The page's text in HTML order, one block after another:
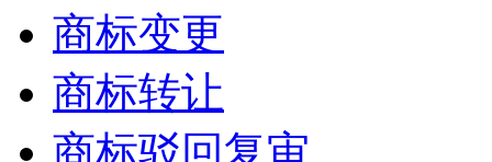
商标变更
商标转让
商标驳回复审